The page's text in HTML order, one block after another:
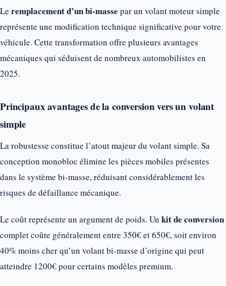
Le remplacement d’un bi-masse par un volant moteur simple
représente une modification technique significative pour votre
véhicule. Cette transformation offre plusieurs avantages
mécaniques qui séduisent de nombreux automobilistes en
2025.
Principaux avantages de la conversion vers un volant
simple
La robustesse constitue l’atout majeur du volant simple. Sa
conception monobloc élimine les pièces mobiles présentes
dans le système bi-masse, réduisant considérablement les
risques de défaillance mécanique.
Le coût représente un argument de poids. Un kit de conversion
complet coûte généralement entre 350€ et 650€, soit environ
40% moins cher qu’un volant bi-masse d’origine qui peut
atteindre 1200€ pour certains modèles premium.